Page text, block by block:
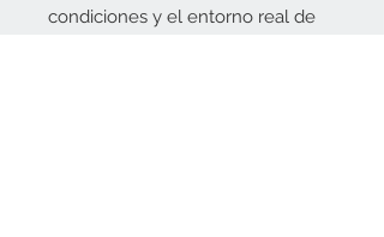
condiciones y el entorno real de